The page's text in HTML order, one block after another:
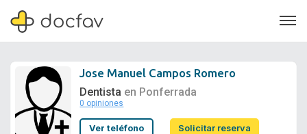
Soporte
Jose Manuel Campos Romero
Dentista en Ponferrada
0 opiniones
Ver teléfono Solicitar reserva